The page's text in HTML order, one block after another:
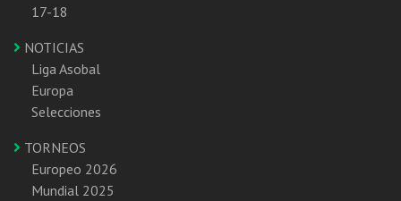
17-18
NOTICIAS
Liga Asobal
Europa
Selecciones
TORNEOS
Europeo 2026
Mundial 2025